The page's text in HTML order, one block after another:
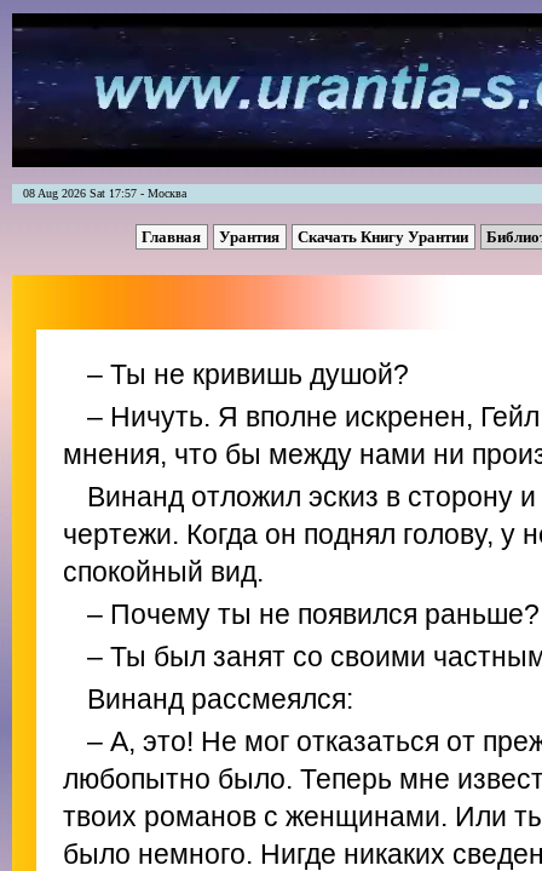
08 Aug 2026 Sat 17:57 - Москва
Главная Урантия Скачать Книгу Урантии
– Ты не кривишь душой?
– Ничуть. Я вполне искренен,
мнения, что бы между нами ни
Винанд отложил эскиз в сторону
чертежи. Когда он поднял голову, у
спокойный вид.
– Почему ты не появился
– Ты был занят со своими
Винанд рассмеялся:
– А, это! Не мог отказаться от
любопытно было. Теперь мне
твоих романов с женщинами. Или
было немного. Нигде никаких